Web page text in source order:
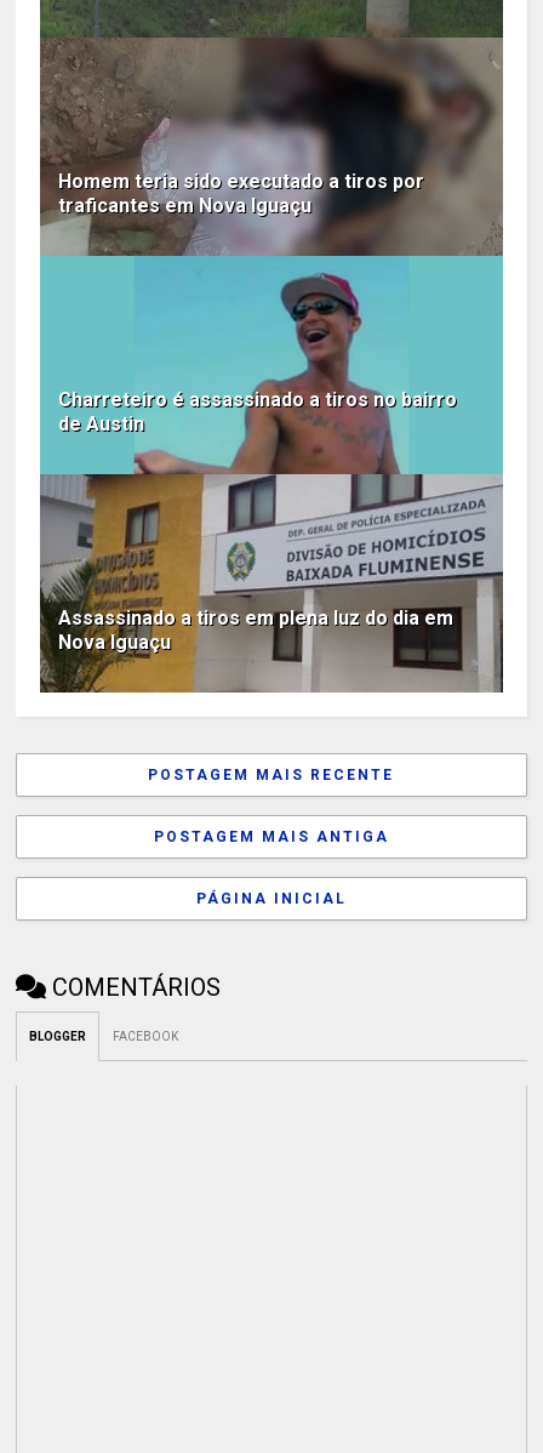
Homem teria sido executado a tiros por
traficantes em Nova Iguaçu
Charreteiro é assassinado a tiros no bairro
de Austin
Assassinado a tiros em plena luz do dia em
Nova Iguaçu
POSTAGEM MAIS RECENTE
POSTAGEM MAIS ANTIGA
PÁGINA INICIAL
COMENTÁRIOS
BLOGGER FACEBOOK